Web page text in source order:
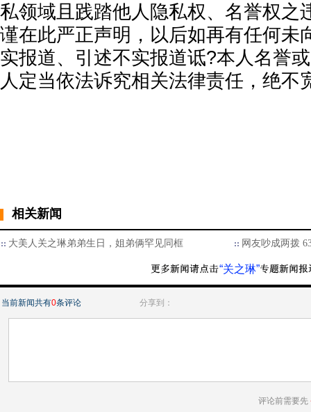
私领域且践踏他人隐私权、名誉权之
谨在此严正声明，以后如再有任何未
实报道、引述不实报道诋?本人名誉
人定当依法诉究相关法律责任，绝不
相关新闻
大美人关之琳弟弟生日，姐弟俩罕见同框 网友吵成两拨
“关之琳”
当前新闻共有0条评论 分享到：
评论前需要先